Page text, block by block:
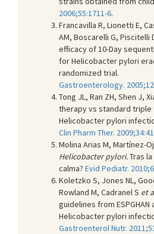
2006;55:1711-6.
Francavilla R, Lionetti E,
AM, Boscarelli G, Piscitelli
efficacy of 10-Day
for Helicobacter pylori
randomized trial.
Gastroenterology.
Tong JL, Ran ZH, Shen J,
therapy vs standard
Helicobacter pylori
Clin Pharm Ther.
Molina Arias M, Martínez-
Helicobacter pylori.Tras
calma? Evid Pediatr.
Koletzko S, Jones NL,
Rowland M, Cadranel S et
guidelines from ESPGHAN
Helicobacter pylori
Gastroenterol Nutr.